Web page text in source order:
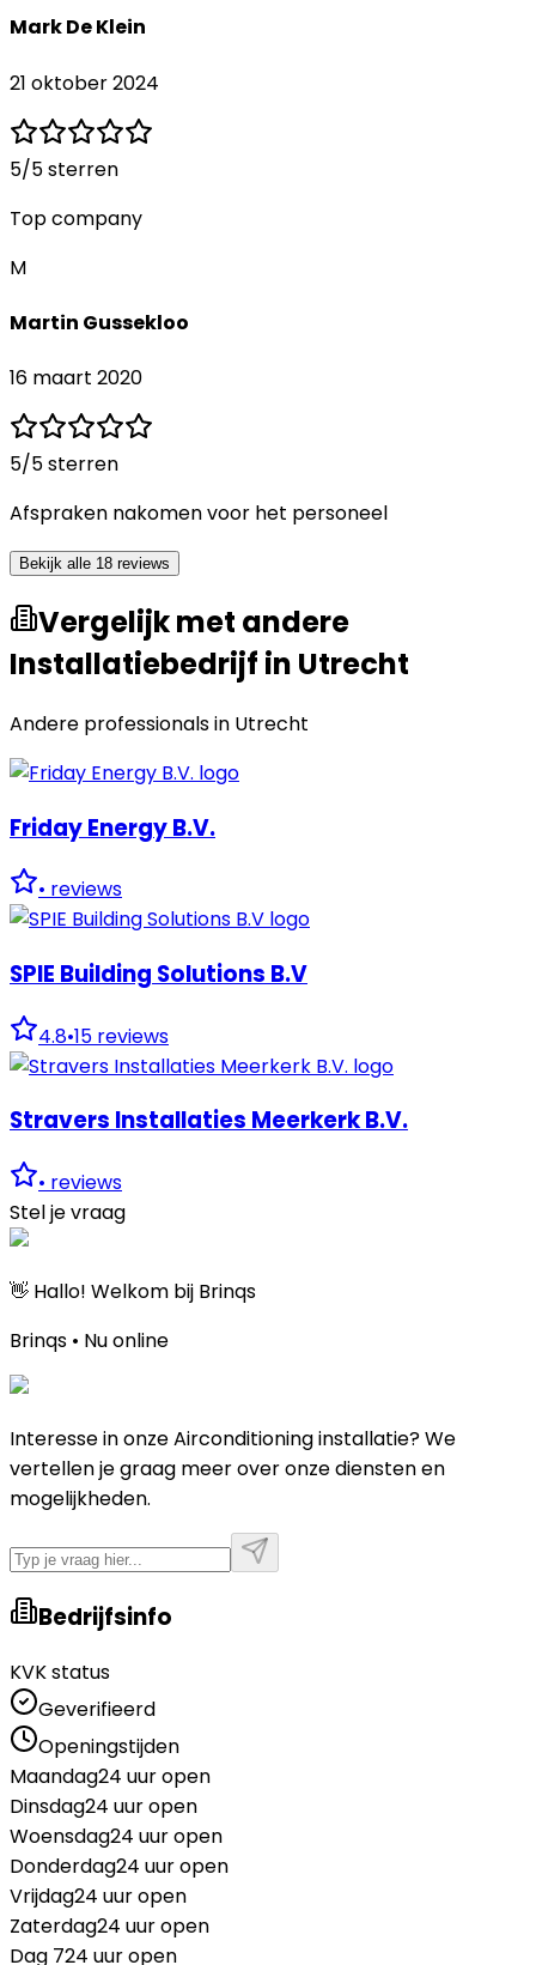
Mark De Klein
21 oktober 2024
5/5 sterren
Top company
M
Martin Gussekloo
16 maart 2020
5/5 sterren
Afspraken nakomen voor het personeel
Bekijk alle 18 reviews
Vergelijk met andere
Installatiebedrijf in Utrecht
Andere professionals in Utrecht
Friday Energy B.V.
• reviews
SPIE Building Solutions B.V
4.8•15 reviews
Stravers Installaties Meerkerk B.V.
• reviews
Stel je vraag
👋 Hallo! Welkom bij Brinqs
Brinqs • Nu online
Interesse in onze Airconditioning installatie? We
vertellen je graag meer over onze diensten en
mogelijkheden.
Bedrijfsinfo
KVK status
Geverifieerd
Openingstijden
Maandag24 uur open
Dinsdag24 uur open
Woensdag24 uur open
Donderdag24 uur open
Vrijdag24 uur open
Zaterdag24 uur open
Dag 724 uur open